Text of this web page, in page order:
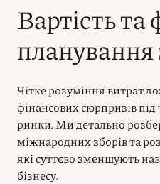
Вартість та
планування
Чітке розуміння витрат
фінансових сюрпризів під
ринки. Ми детально
міжнародних зборів та
які суттєво зменшують
бізнесу.